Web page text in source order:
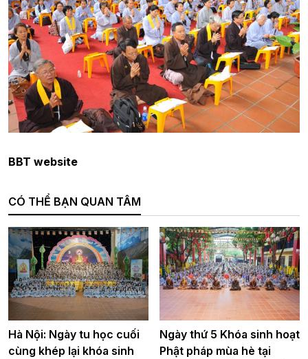
BBT website
CÓ THỂ BẠN QUAN TÂM
Hà Nội: Ngày tu học cuối
cùng khép lại khóa sinh
Ngày thứ 5 Khóa sinh hoạt
Phật pháp mùa hè tại